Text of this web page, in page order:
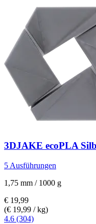
3DJAKE ecoPLA
5 Ausführungen
1,75 mm / 1000 g
€ 19,99
(€ 19,99 / kg)
4.6 (304)